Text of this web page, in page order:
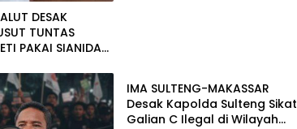
DESAK
TUNTAS
PAKAI SIANIDA
IMA SULTENG-MAKASSAR
Desak Kapolda Sulteng Sikat
Galian C Ilegal di Wilayah